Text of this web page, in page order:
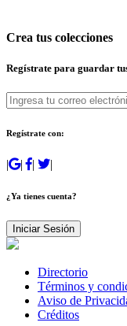
Crea tus colecciones
Regístrate para guardar
Regístrate con:
| | | |
¿Ya tienes cuenta?
Iniciar Sesión
Directorio
Términos y
Aviso de
Créditos